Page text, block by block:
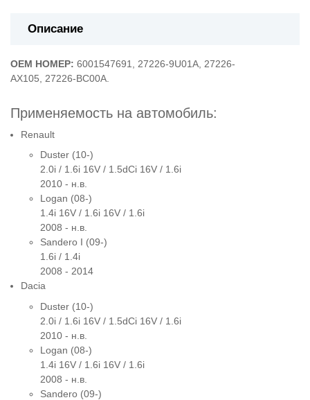
Описание
OEM НОМЕР: 6001547691, 27226-9U01A, 27226-
AX105,
27226-BC00A.
Применяемость на автомобиль:
Renault
Duster (10-)
2.0i / 1.6i 16V / 1.5dCi 16V / 1.6i
2010 - н.в.
Logan (08-)
1.4i 16V / 1.6i 16V / 1.6i
2008 - н.в.
Sandero I (09-)
1.6i / 1.4i
2008 - 2014
Dacia
Duster (10-)
2.0i / 1.6i 16V / 1.5dCi 16V / 1.6i
2010 - н.в.
Logan (08-)
1.4i 16V / 1.6i 16V / 1.6i
2008 - н.в.
Sandero (09-)